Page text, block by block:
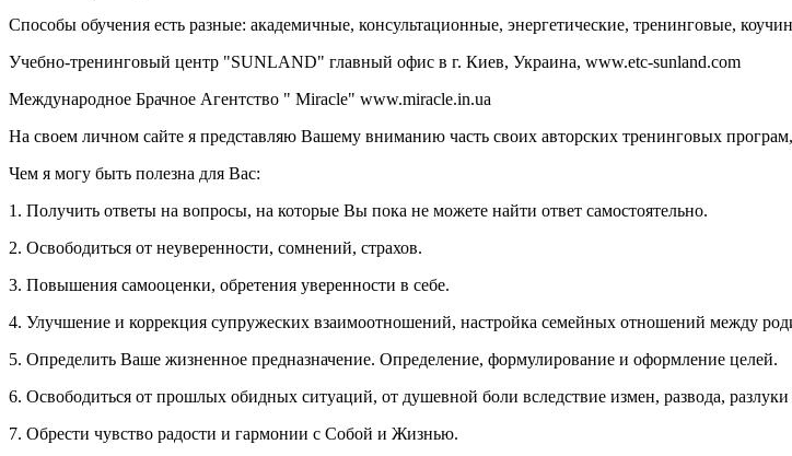
Способы обучения есть разные: академичные, консультационные, энергетические,
Учебно-тренинговый центр "SUNLAND" главный офис в г. Киев, Украина, www.etc-sunland.com
Международное Брачное Агентство " Miracle" www.miracle.in.ua
На своем личном сайте я представляю Вашему вниманию часть своих авторских тренинговых
Чем я могу быть полезна для Вас:
1. Получить ответы на вопросы, на которые Вы пока не можете найти ответ самостоятельно.
2. Освободиться от неуверенности, сомнений, страхов.
3. Повышения самооценки, обретения уверенности в себе.
4. Улучшение и коррекция супружеских взаимоотношений, настройка семейных отношений между
5. Определить Ваше жизненное предназначение. Определение, формулирование и оформление целей.
6. Освободиться от прошлых обидных ситуаций, от душевной боли вследствие измен, развода,
7. Обрести чувство радости и гармонии с Собой и Жизнью.